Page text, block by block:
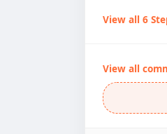
View all 6
View all